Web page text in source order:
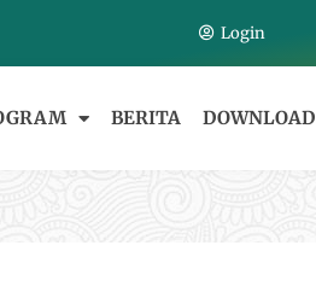
Login
BERITA DOWNLOAD